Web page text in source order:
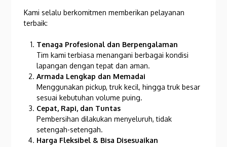
Kami selalu berkomitmen memberikan pelayanan
terbaik:
Tenaga Profesional dan Berpengalaman
Tim kami terbiasa menangani berbagai kondisi
lapangan dengan tepat dan aman.
Armada Lengkap dan Memadai
Menggunakan pickup, truk kecil, hingga truk besar
sesuai kebutuhan volume puing.
Cepat, Rapi, dan Tuntas
Pembersihan dilakukan menyeluruh, tidak
setengah-setengah.
Harga Fleksibel & Bisa Disesuaikan